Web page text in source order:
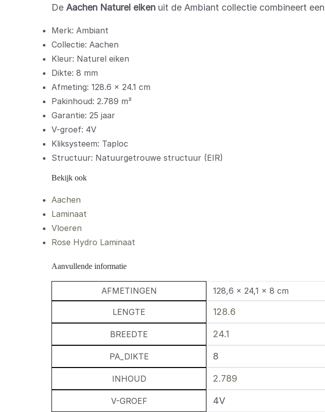
De Aachen Naturel eiken uit de Ambiant collectie combineert
Merk: Ambiant
Collectie: Aachen
Kleur: Naturel eiken
Dikte: 8 mm
Afmeting: 128.6 × 24.1 cm
Pakinhoud: 2.789 m²
Garantie: 25 jaar
V-groef: 4V
Kliksysteem: Taploc
Structuur: Natuurgetrouwe structuur (EIR)
Bekijk ook
Aachen
Laminaat
Vloeren
Rose Hydro Laminaat
Aanvullende informatie
AFMETINGEN 128,6 × 24,1 × 8 cm
LENGTE 128.6
BREEDTE 24.1
PA_DIKTE 8
INHOUD 2.789
V-GROEF 4V